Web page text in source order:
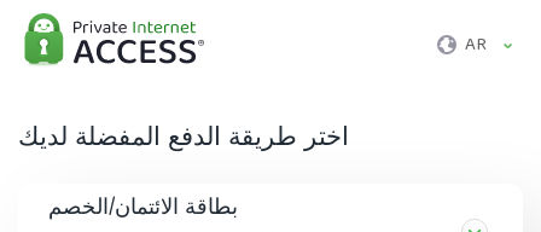
AR
اختر طريقة الدفع المفضلة لديك
بطاقة الائتمان/الخصم